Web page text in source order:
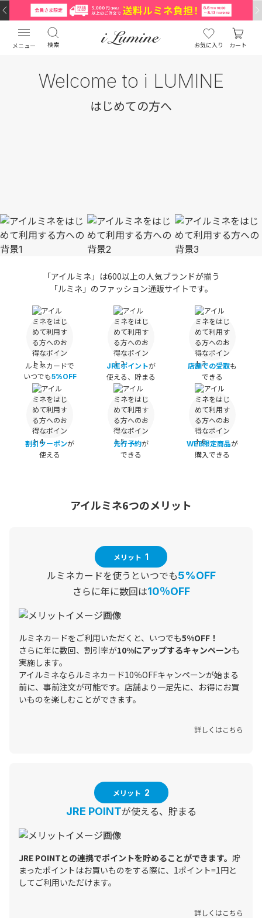
メニュー 検索 お気に入り カート
Welcome to i LUMINE
はじめての方へ
「アイルミネ」は600以上の人気ブランドが揃う
「ルミネ」のファッション通販サイトです。
ルミネカードで
いつでも5%OFF
JREポイントが
使える、貯まる
店舗での受取も
できる
割引クーポンが
使える
先行予約が
できる
WEB限定商品が
購入できる
アイルミネ6つのメリット
メリット 1
ルミネカードを使うといつでも5%OFF
さらに年に数回は10％OFF
ルミネカードをご利用いただくと、いつでも5%OFF！
さらに年に数回、割引率が10%にアップするキャンペーンも
実施します。
アイルミネならルミネカード10％OFFキャンペーンが始まる
前に、事前注文が可能です。店舗より一足先に、お得にお買
いものを楽しむことができます。
詳しくはこちら
メリット 2
JRE POINTが使える、貯まる
JRE POINTとの連携でポイントを貯めることができます。 貯
まったポイントはお買いものをする際に、1ポイント=1円と
してご利用いただけます。
詳しくはこちら